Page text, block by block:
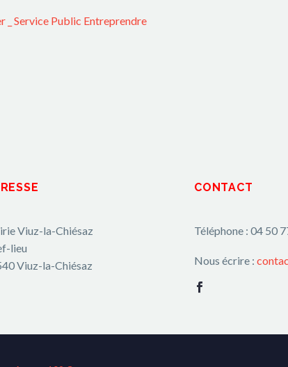
_ Service Public Entreprendre
Viuz-la-Chiésaz
lieu
Viuz-la-Chiésaz
CONTACT
Téléphone : 04 50
Nous écrire :